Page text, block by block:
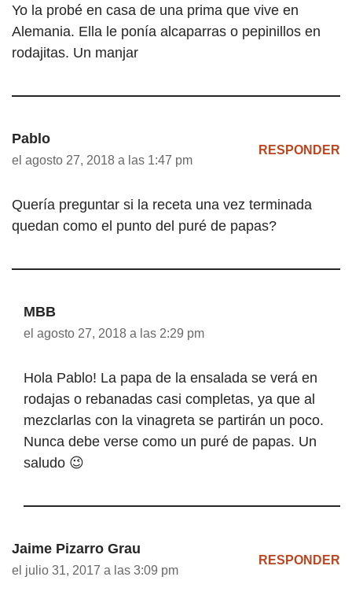
Yo la probé en casa de una prima que vive en
Alemania. Ella le ponía alcaparras o pepinillos en
rodajitas. Un manjar
Pablo
el agosto 27, 2018 a las 1:47 pm
RESPONDER
Quería preguntar si la receta una vez terminada
quedan como el punto del puré de papas?
MBB
el agosto 27, 2018 a las 2:29 pm
Hola Pablo! La papa de la ensalada se verá en
rodajas o rebanadas casi completas, ya que al
mezclarlas con la vinagreta se partirán un poco.
Nunca debe verse como un puré de papas. Un
saludo 😉
Jaime Pizarro Grau
el julio 31, 2017 a las 3:09 pm
RESPONDER